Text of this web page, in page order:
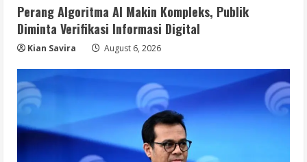
Perang Algoritma AI Makin Kompleks, Publik
Diminta Verifikasi Informasi Digital
Kian Savira August 6, 2026